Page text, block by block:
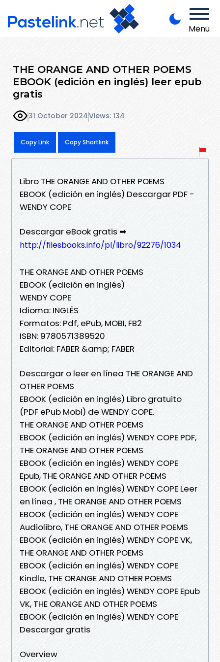
Menu
THE ORANGE AND OTHER POEMS
EBOOK (edición en inglés) leer epub
gratis
31 October 2024Views: 134
Copy Link Copy Shortlink
Libro THE ORANGE AND OTHER POEMS
EBOOK (edición en inglés) Descargar PDF -
WENDY COPE
Descargar eBook gratis ➡
http://filesbooks.info/pl/libro/92276/1034
THE ORANGE AND OTHER POEMS
EBOOK (edición en inglés)
WENDY COPE
Idioma: INGLÉS
Formatos: Pdf, ePub, MOBI, FB2
ISBN: 9780571389520
Editorial: FABER &amp; FABER
Descargar o leer en línea THE ORANGE AND
OTHER POEMS
EBOOK (edición en inglés) Libro gratuito
(PDF ePub Mobi) de WENDY COPE.
THE ORANGE AND OTHER POEMS
EBOOK (edición en inglés) WENDY COPE PDF,
THE ORANGE AND OTHER POEMS
EBOOK (edición en inglés) WENDY COPE
Epub, THE ORANGE AND OTHER POEMS
EBOOK (edición en inglés) WENDY COPE Leer
en línea , THE ORANGE AND OTHER POEMS
EBOOK (edición en inglés) WENDY COPE
Audiolibro, THE ORANGE AND OTHER POEMS
EBOOK (edición en inglés) WENDY COPE VK,
THE ORANGE AND OTHER POEMS
EBOOK (edición en inglés) WENDY COPE
Kindle, THE ORANGE AND OTHER POEMS
EBOOK (edición en inglés) WENDY COPE Epub
VK, THE ORANGE AND OTHER POEMS
EBOOK (edición en inglés) WENDY COPE
Descargar gratis
Overview